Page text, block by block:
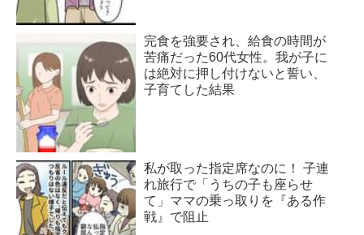
完食を強要され、給食の時間が
苦痛だった60代女性。我が子に
は絶対に押し付けないと誓い、
子育てした結果
私が取った指定席なのに！ 子連
れ旅行で「うちの子も座らせ
て」ママの乗っ取りを『ある作
戦』で阻止